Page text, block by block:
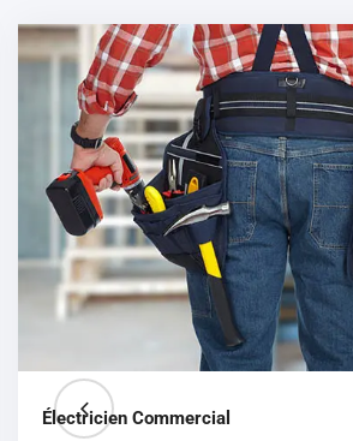
Électricien Commercial